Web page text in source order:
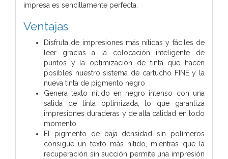
impresa es sencillamente perfecta.
Ventajas
Disfruta de impresiones más nítidas y fáciles de
leer gracias a la colocación inteligente de
puntos y la optimización de tinta que hacen
posibles nuestro sistema de cartucho FINE y la
nueva tinta de pigmento negro
Genera texto nítido en negro intenso con una
salida de tinta optimizada, lo que garantiza
impresiones duraderas y de alta calidad en todo
momento
El pigmento de baja densidad sin polímeros
consigue un texto más nítido, mientras que la
recuperación sin succión permite una impresión